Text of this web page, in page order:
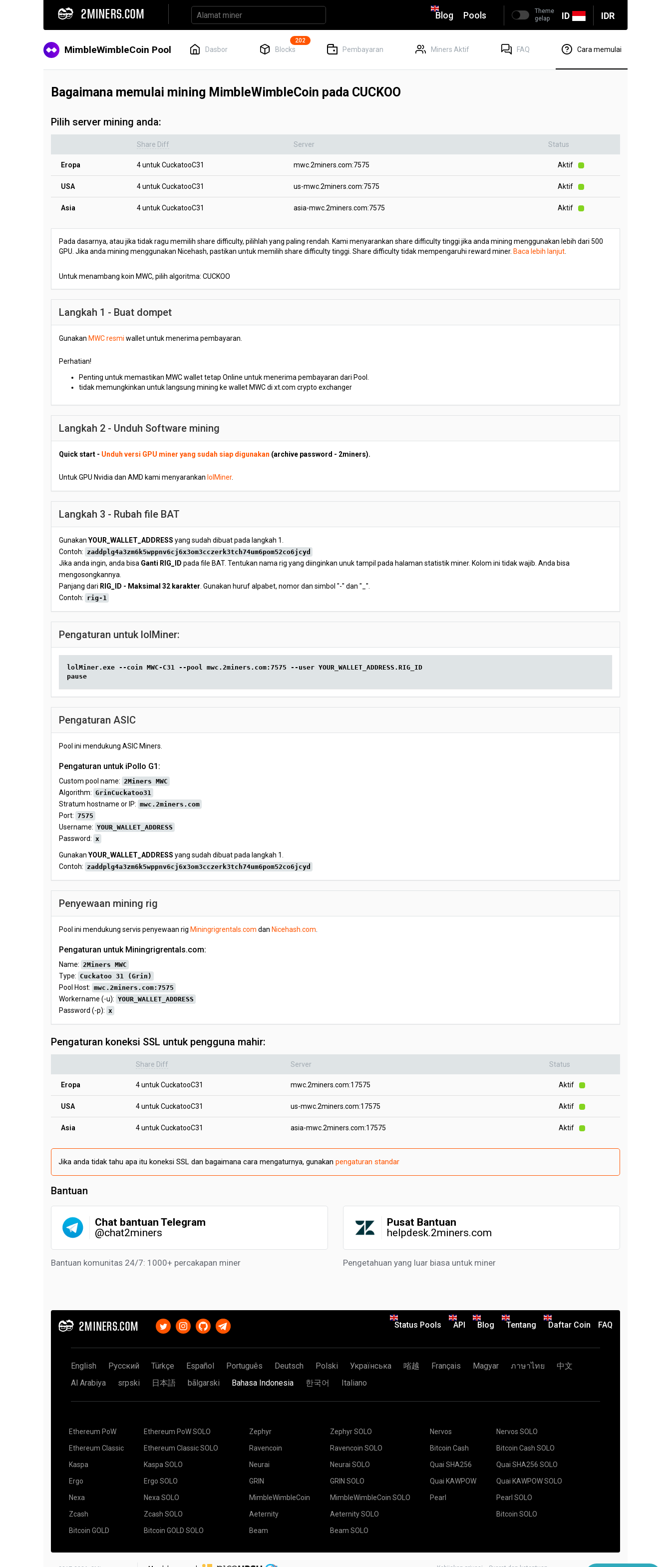
2MINERS.COM ID IDR
Blog Pools
Theme
gelap
MimbleWimbleCoin Pool Dasbor Blocks
202
Pembayaran Miners Aktif FAQ Cara memulai
Bagaimana memulai mining MimbleWimbleCoin pada CUCKOO
Pilih server mining anda:
Share Diff Server Status
Eropa 4 untuk CuckatooC31 mwc.2miners.com:7575 Aktif
USA 4 untuk CuckatooC31 us-mwc.2miners.com:7575 Aktif
Asia 4 untuk CuckatooC31 asia-mwc.2miners.com:7575 Aktif
Pada dasarnya, atau jika tidak ragu memilih share difficulty, pilihlah yang paling rendah. Kami menyarankan share difficulty tinggi jika anda mining menggunakan lebih dari 500
GPU. Jika anda mining menggunakan Nicehash, pastikan untuk memilih share difficulty tinggi. Share difficulty tidak mempengaruhi reward miner. Baca lebih lanjut
Untuk menambang koin MWC, pilih algoritma: CUCKOO
Langkah 1 - Buat dompet
Gunakan MWC resmi wallet untuk menerima pembayaran.
Perhatian!
Penting untuk memastikan MWC wallet tetap Online untuk menerima pembayaran dari Pool.
tidak memungkinkan untuk langsung mining ke wallet MWC di xt.com crypto exchanger
Langkah 2 - Unduh Software mining
Quick start - Unduh versi GPU miner yang sudah siap digunakan (archive password - 2miners).
Untuk GPU Nvidia dan AMD kami menyarankan lolMiner.
Langkah 3 - Rubah file BAT
Gunakan YOUR_WALLET_ADDRESS yang sudah dibuat pada langkah 1.
Contoh: zaddplg4a3zm6k5wppnv6cj6x3om3cczerk3tch74um6pom52co6jcyd
Jika anda ingin, anda bisa Ganti RIG_ID pada file BAT. Tentukan nama rig yang diinginkan unuk tampil pada halaman statistik miner. Kolom ini tidak wajib. Anda bisa
mengosongkannya.
Panjang dari RIG_ID - Maksimal 32 karakter . Gunakan huruf alpabet, nomor dan simbol "-" dan "_".
Contoh: rig-1
Pengaturan untuk lolMiner:
lolMiner.exe --coin MWC-C31 --pool mwc.2miners.com:7575 --user YOUR_WALLET_ADDRESS.RIG_ID
pause
Pengaturan ASIC
Pool ini mendukung ASIC Miners.
Pengaturan untuk iPollo G1:
Custom pool name: 2Miners MWC
Algorithm: GrinCuckatoo31
Stratum hostname or IP: mwc.2miners.com
Port: 7575
Username: YOUR_WALLET_ADDRESS
Password: x
Gunakan YOUR_WALLET_ADDRESS yang sudah dibuat pada langkah 1.
Contoh: zaddplg4a3zm6k5wppnv6cj6x3om3cczerk3tch74um6pom52co6jcyd
Penyewaan mining rig
Pool ini mendukung servis penyewaan rig Miningrigrentals.com dan Nicehash.com
Pengaturan untuk Miningrigrentals.com:
Name: 2Miners MWC
Type: Cuckatoo 31 (Grin)
Pool Host: mwc.2miners.com:7575
Workername (-u): YOUR_WALLET_ADDRESS
Password (-p): x
Pengaturan koneksi SSL untuk pengguna mahir:
Share Diff Server Status
Eropa 4 untuk CuckatooC31 mwc.2miners.com:17575 Aktif
USA 4 untuk CuckatooC31 us-mwc.2miners.com:17575 Aktif
Asia 4 untuk CuckatooC31 asia-mwc.2miners.com:17575 Aktif
Jika anda tidak tahu apa itu koneksi SSL dan bagaimana cara mengaturnya, gunakan pengaturan standar
Bantuan
Chat bantuan Telegram
@chat2miners
Bantuan komunitas 24/7: 1000+ percakapan miner
Pusat Bantuan
helpdesk.2miners.com
Pengetahuan yang luar biasa untuk miner
2MINERS.COM Status Pools API Blog Tentang Daftar Coin FAQ
English Русский Türkçe Español Português Deutsch Polski Українська 㗂越 Français Magyar ภาษาไทย
中文
Al Arabiya
srpski 日本語 bãlgarski Bahasa Indonesia 한국어 Italiano
Ethereum PoW
Ethereum Classic
Kaspa
Ergo
Nexa
Zcash
Bitcoin GOLD
Ethereum PoW SOLO
Ethereum Classic SOLO
Kaspa SOLO
Ergo SOLO
Nexa SOLO
Zcash SOLO
Bitcoin GOLD SOLO
Zephyr
Ravencoin
Neurai
GRIN
MimbleWimbleCoin
Aeternity
Beam
Zephyr SOLO
Ravencoin SOLO
Neurai SOLO
GRIN SOLO
MimbleWimbleCoin SOLO
Aeternity SOLO
Beam SOLO
Nervos
Bitcoin Cash
Quai SHA256
Quai KAWPOW
Pearl
Nervos SOLO
Bitcoin Cash SOLO
Quai SHA256 SOLO
Quai KAWPOW SOLO
Pearl SOLO
Bitcoin SOLO